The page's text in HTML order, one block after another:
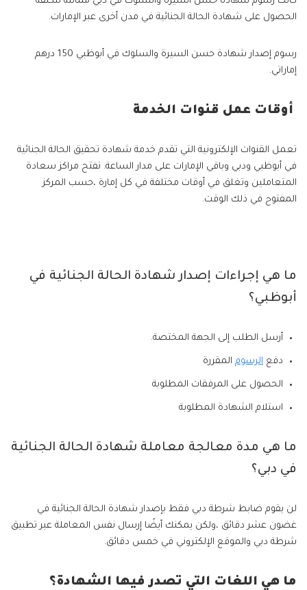
الحصول على شهادة الحالة الجنائية في مدن أخرى عبر الإمارات.
رسوم إصدار شهادة حسن السيرة والسلوك في أبوظبي 150 درهم
إماراتي.
أوقات عمل قنوات الخدمة
تعمل القنوات الإلكترونية التي تقدم خدمة شهادة تحقيق الحالة الجنائية
في أبوظبي ودبي وباقي الإمارات على مدار الساعة. تفتح مراكز سعادة
المتعاملين وتغلق في أوقات مختلفة في كل إمارة ،حسب المركز
المفتوح في ذلك الوقت.
ما هي إجراءات إصدار شهادة الحالة الجنائية في
أبوظبي؟
أرسل الطلب إلى الجهة المختصة.
دفع الرسوم المقررة
الحصول على المرفقات المطلوبة
استلام الشهادة المطلوبة
ما هي مدة معالجة معاملة شهادة الحالة الجنائية
في دبي؟
لن يقوم ضابط شرطة دبي فقط بإصدار شهادة الحالة الجنائية في
غضون عشر دقائق ،ولكن يمكنك أيضًا إرسال نفس المعاملة عبر تطبيق
شرطة دبي والموقع الإلكتروني في خمس دقائق.
ما هي اللغات التي تصدر فيها الشهادة؟